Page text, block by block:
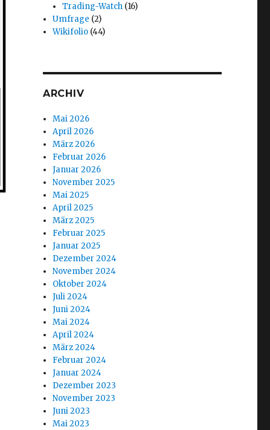
Trading-Watch (16)
Umfrage (2)
Wikifolio (44)
ARCHIV
Mai 2026
April 2026
März 2026
Februar 2026
Januar 2026
November 2025
Mai 2025
April 2025
März 2025
Februar 2025
Januar 2025
Dezember 2024
November 2024
Oktober 2024
Juli 2024
Juni 2024
Mai 2024
April 2024
März 2024
Februar 2024
Januar 2024
Dezember 2023
November 2023
Juni 2023
Mai 2023